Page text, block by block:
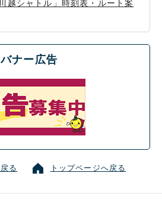
越シャトル」時刻表・ルート案
バナー広告
る トップページへ戻る